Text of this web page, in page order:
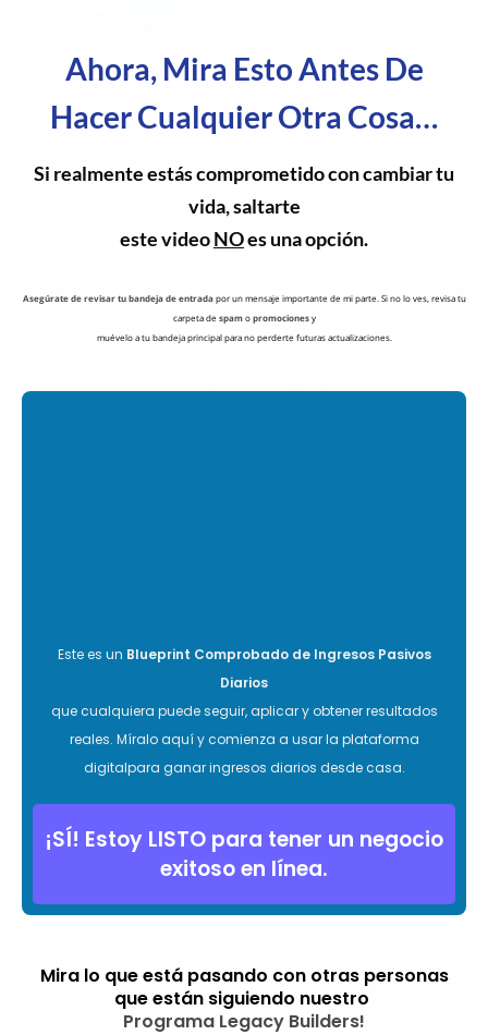
Ahora, Mira Esto Antes De
Hacer Cualquier Otra Cosa…
Si realmente estás comprometido con cambiar tu
vida, saltarte
este videoNOes una opción.
Asegúrate de revisar tu bandeja de entradapor un mensaje importante de mi parte. Si no lo ves, revisa tu
carpeta de spamopromocionesy
muévelo a tu bandeja principal para no perderte futuras actualizaciones.
Este es un Blueprint Comprobado de Ingresos Pasivos
Diarios
que cualquiera puede seguir, aplicar y obtener resultados
reales. Míralo aquí y comienza a usar la plataforma
digitalpara ganar ingresos diarios desde casa.
¡SÍ! Estoy LISTO para tener un negocio
exitoso en línea.
Mira lo que está pasando con otras personas
que están siguiendo nuestro
Programa Legacy Builders!